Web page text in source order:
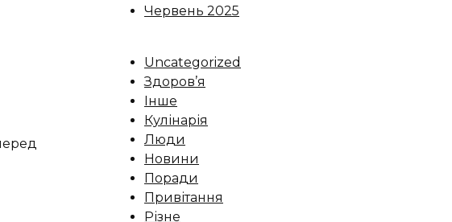
Червень 2025
Uncategorized
Здоров’я
Інше
Кулінарія
Люди
Новини
Поради
Привітання
Різне